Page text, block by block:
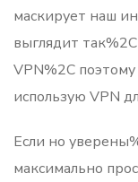
маскирует наш
выглядит
VPN%2C
использую VPN
Если но
максимально